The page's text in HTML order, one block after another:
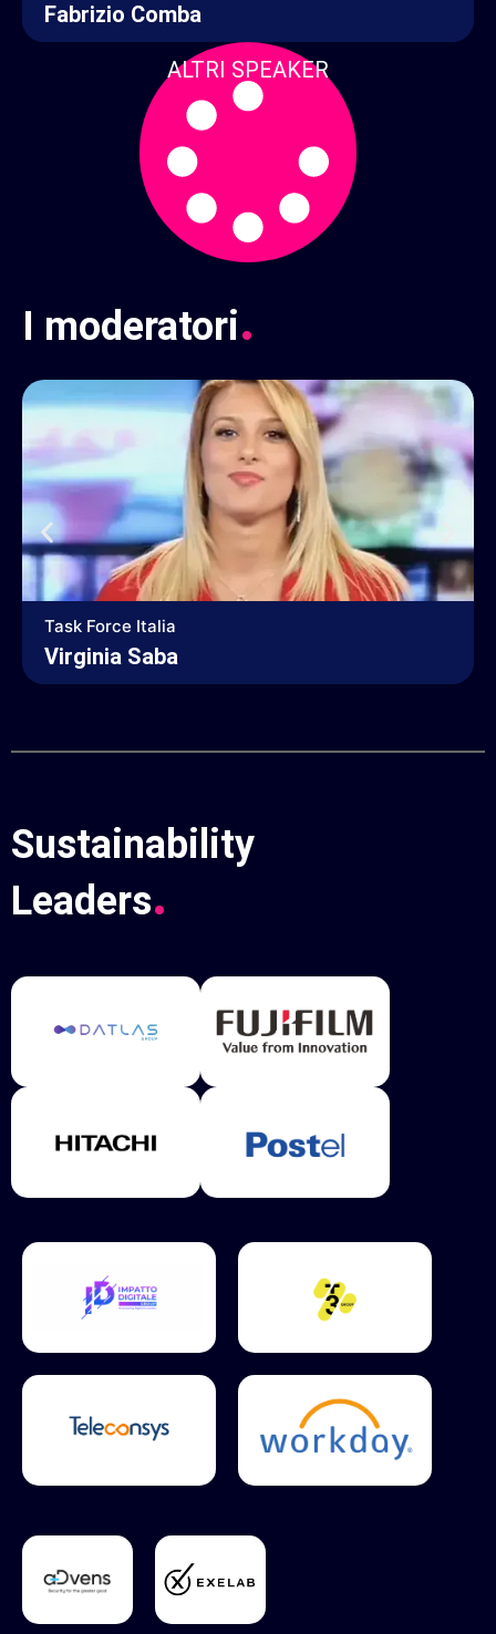
Fabrizio Comba
ALTRI SPEAKER
I moderatori.
Task Force Italia
Virginia Saba
Sustainability
Leaders.